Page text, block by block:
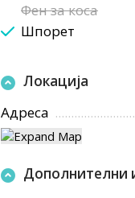
Фен за коса
Шпорет
Локација
Адреса
Дополнителни